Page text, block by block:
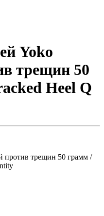
Yoko
трещин 50
Heel Q
против трещин 50 грамм /